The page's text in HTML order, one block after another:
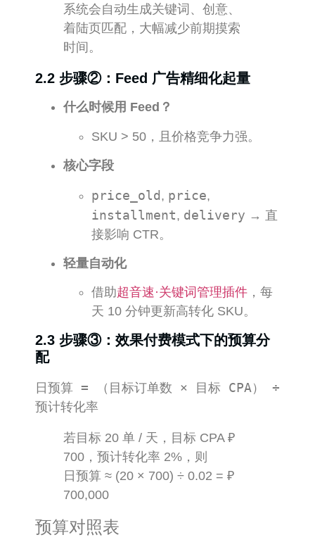
系统会自动生成关键词、创意、
着陆页匹配，大幅减少前期摸索
时间。
2.2 步骤②：Feed 广告精细化起量
什么时候用 Feed？
SKU > 50，且价格竞争力强。
核心字段
price_old, price,
installment, delivery → 直
接影响 CTR。
轻量自动化
借助超音速·关键词管理插件 ，每
天 10 分钟更新高转化 SKU。
2.3 步骤③：效果付费模式下的预算分
配
日预算 = （目标订单数 × 目标 CPA） ÷
若目标 20 单 / 天，目标 CPA ₽
700，预计转化率 2%，则
日预算 ≈ (20 × 700) ÷ 0.02 = ₽
700,000
预算对照表